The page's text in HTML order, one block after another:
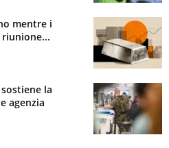
mentre i
riunione...
la
agenzia